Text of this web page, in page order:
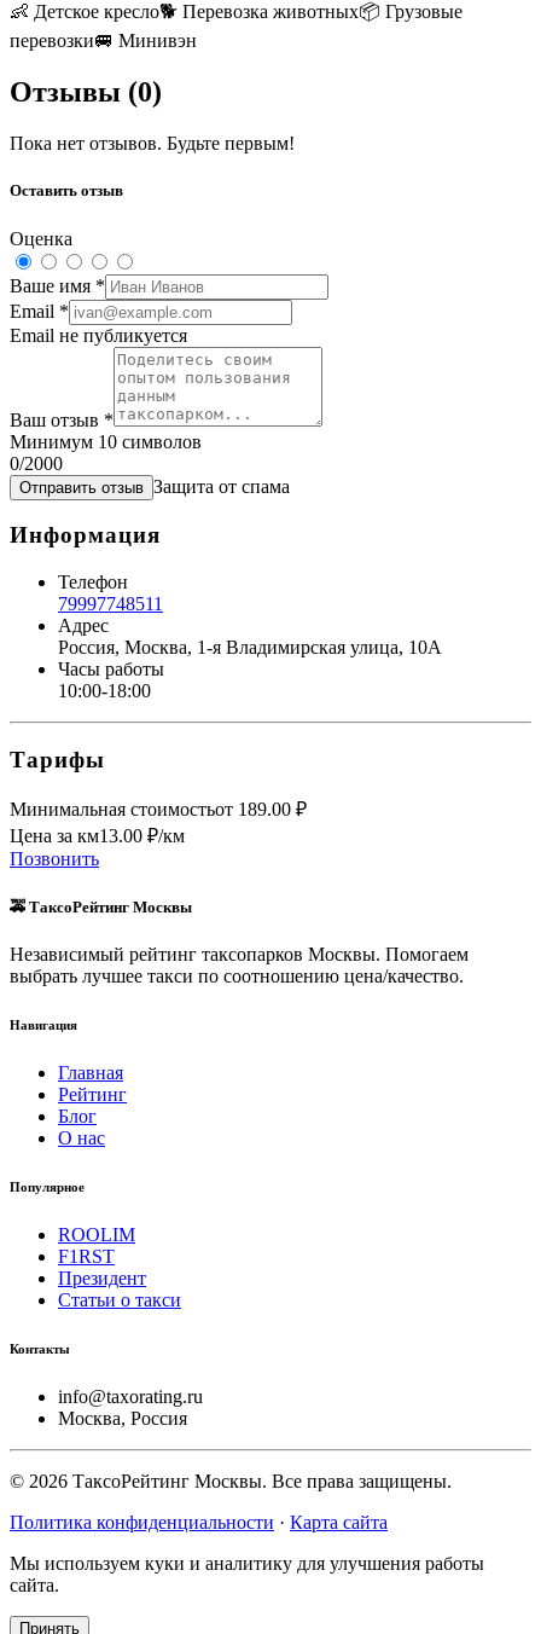
👶 Детское кресло🐕 Перевозка животных📦 Грузовые
перевозки🚐 Минивэн
Отзывы (0)
Пока нет отзывов. Будьте первым!
Оставить отзыв
Оценка
Ваше имя *
Email *
Email не публикуется
Ваш отзыв *
Минимум 10 символов
0/2000
Отправить отзыв Защита от спама
Информация
Телефон
79997748511
Адрес
Россия, Москва, 1-я Владимирская улица, 10А
Часы работы
10:00-18:00
Тарифы
Минимальная стоимостьот 189.00 ₽
Цена за км13.00 ₽/км
Позвонить
🚕 ТаксоРейтинг Москвы
Независимый рейтинг таксопарков Москвы. Помогаем
выбрать лучшее такси по соотношению цена/качество.
Навигация
Главная
Рейтинг
Блог
О нас
Популярное
ROOLIM
F1RST
Президент
Статьи о такси
Контакты
info@taxorating.ru
Москва, Россия
© 2026 ТаксоРейтинг Москвы. Все права защищены.
Политика конфиденциальности · Карта сайта
Мы используем куки и аналитику для улучшения работы
сайта.
Принять